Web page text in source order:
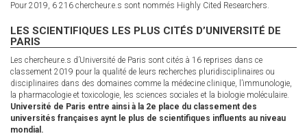
external)
Pour 2019, 6 216 chercheur.e.s sont nommés Highly Cited Researchers.
LES SCIENTIFIQUES LES PLUS CITÉS D’UNIVERSITÉ DE
PARIS
Les chercheur.e.s d’Université de Paris sont cités à 16 reprises dans ce
classement 2019 pour la qualité de leurs recherches pluridisciplinaires ou
disciplinaires dans des domaines comme la médecine clinique, l’immunologie,
la pharmacologie et toxicologie, les sciences sociales et la biologie moléculaire.
Université de Paris entre ainsi à la 2e place du classement des
universités françaises aynt le plus de scientifiques influents au niveau
mondial.